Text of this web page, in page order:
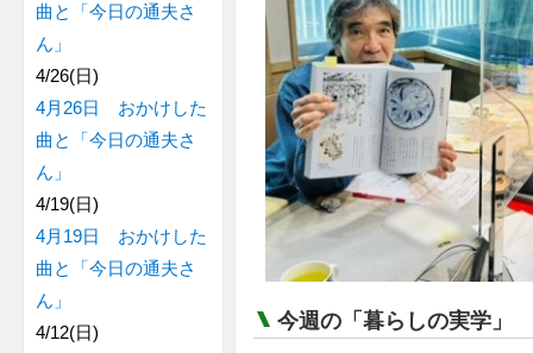
今週の「暮らしの実学」
曲と「今日の通夫さ
ん」
4/26(日)
4月26日 おかけした
曲と「今日の通夫さ
ん」
4/19(日)
4月19日 おかけした
曲と「今日の通夫さ
ん」
4/12(日)